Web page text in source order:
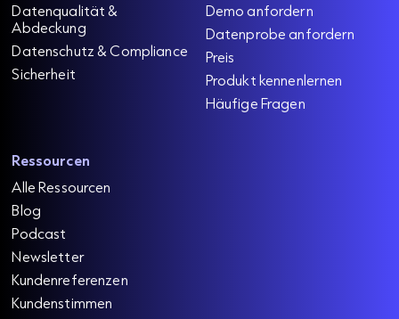
Datenqualität &
Abdeckung
Datenschutz & Compliance
Sicherheit
Demo anfordern
Datenprobe anfordern
Preis
Produkt kennenlernen
Häufige Fragen
Ressourcen
Alle Ressourcen
Blog
Podcast
Newsletter
Kundenreferenzen
Kundenstimmen